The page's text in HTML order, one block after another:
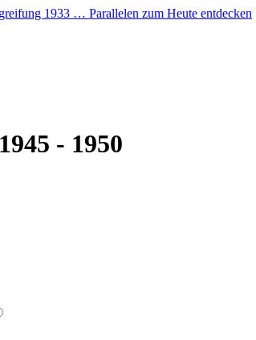
1933 … Parallelen zum Heute entdecken
- 1950